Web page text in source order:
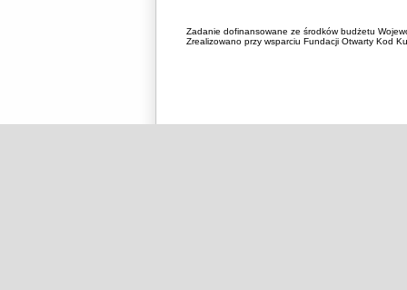
Zadanie dofinansowane ze środków budżetu
Zrealizowano przy wsparciu Fundacji Otwarty Kod